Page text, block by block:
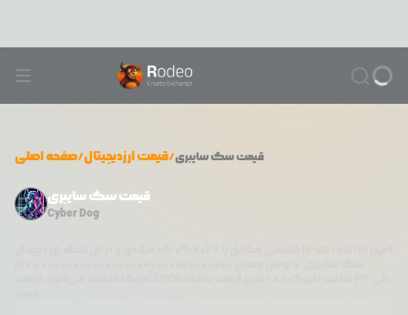
صفحه اصلی/قیمت ارزدیجیتال/ قیمتسگ سایبری
قیمت سگ سایبری
Cyber Dog